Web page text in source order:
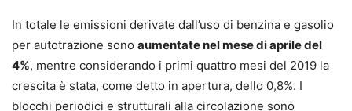
In totale le emissioni derivate dall’uso di benzina e gasolio
per autotrazione sono aumentate nel mese di aprile del
4%, mentre considerando i primi quattro mesi del 2019 la
crescita è stata, come detto in apertura, dello 0,8%. I
blocchi periodici e strutturali alla circolazione sono